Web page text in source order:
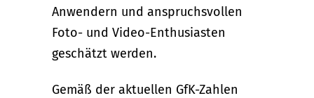
Anwendern und anspruchsvollen
Foto- und Video-Enthusiasten
geschätzt werden.
Gemäß der aktuellen GfK-Zahlen